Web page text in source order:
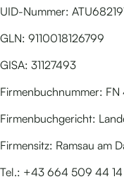
UID-Nummer:
GLN: 9110018126799
GISA: 31127493
Firmenbuchnummer:
Firmenbuchgericht:
Firmensitz: Ramsau am
Tel.: +43 664 509 44 14